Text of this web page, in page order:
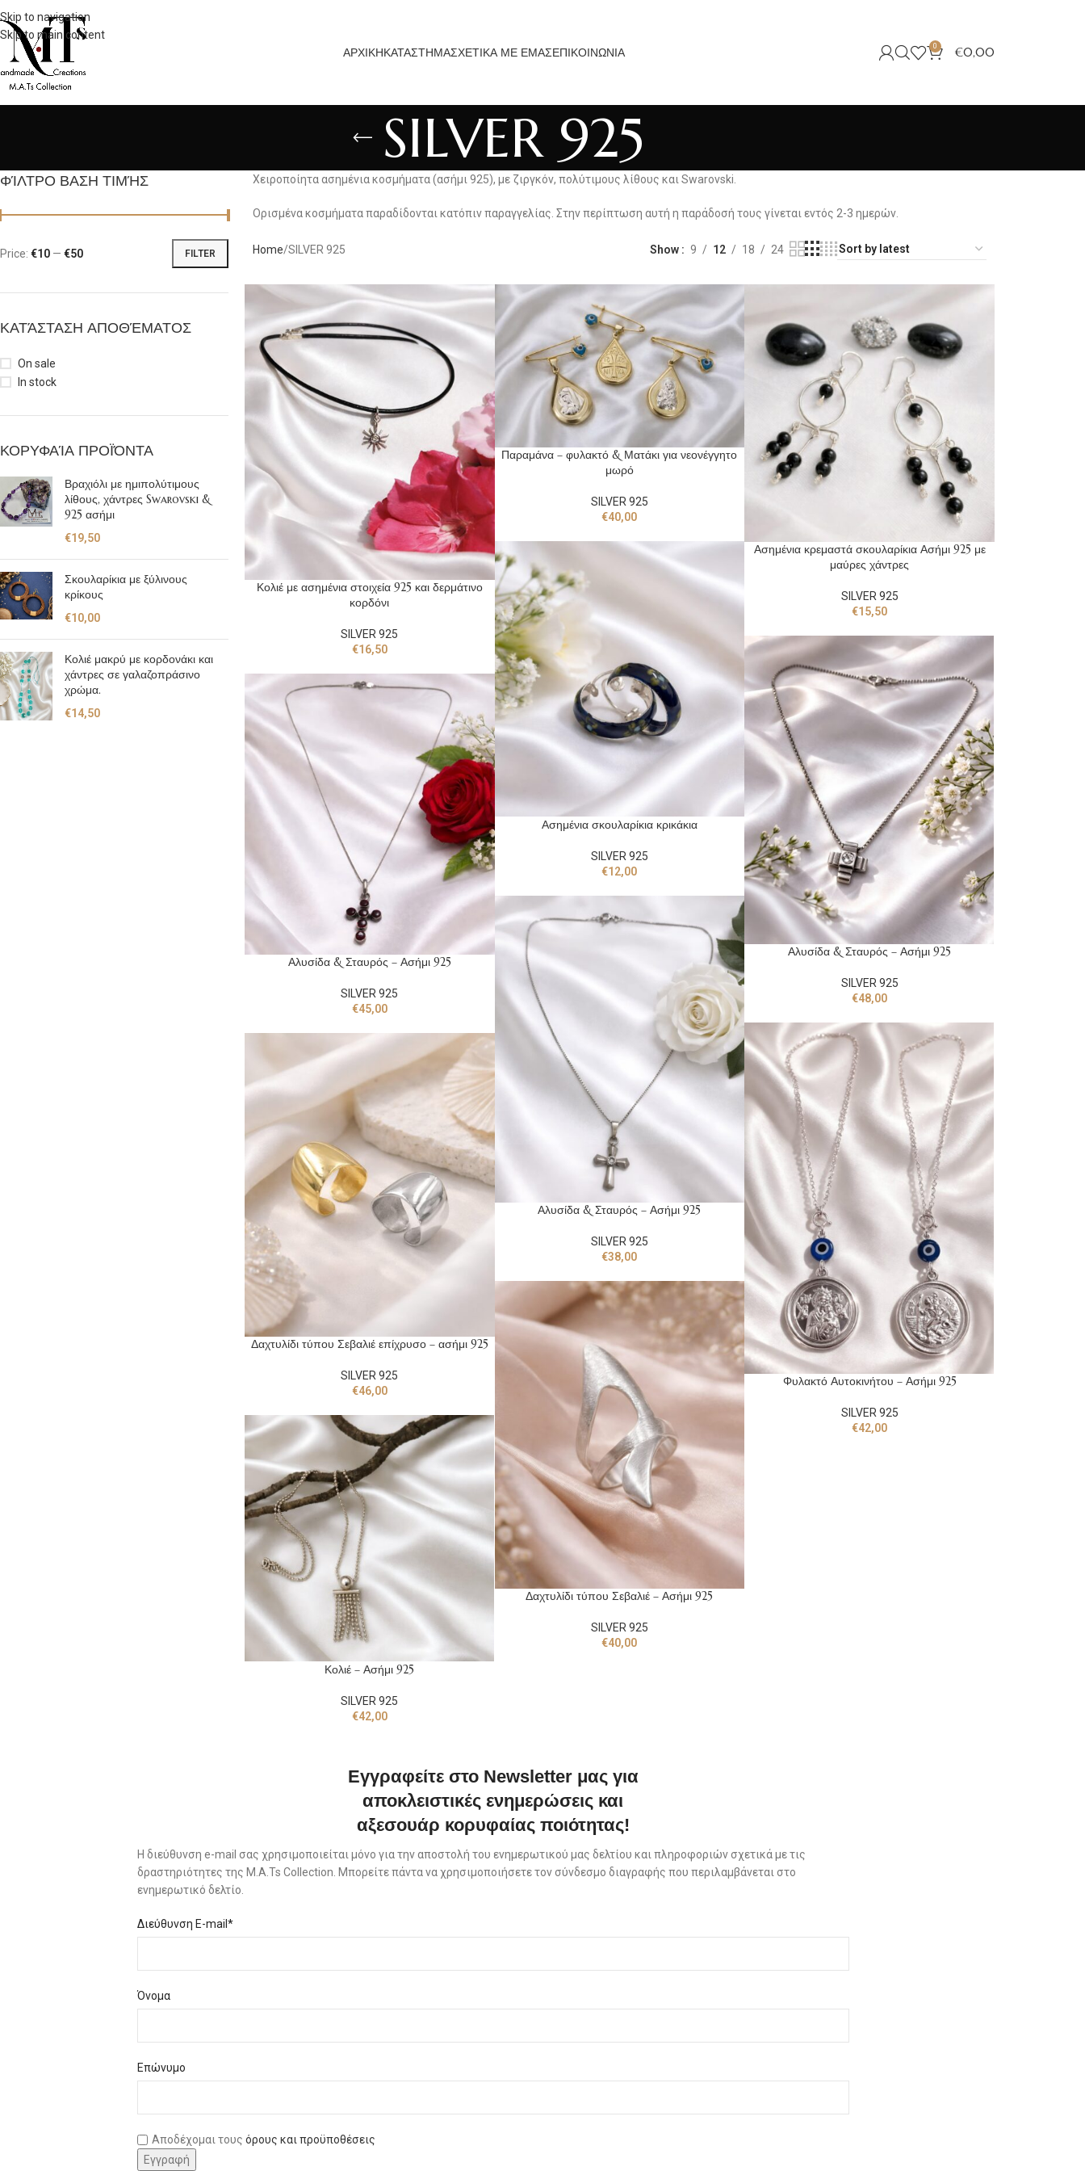
Skip to navigation
Skip to main content
ΑΡΧΙΚΗΚΑΤΑΣΤΗΜΑΣΧΕΤΙΚΑ ΜΕ ΕΜΑΣΕΠΙΚΟΙΝΩΝΙΑ 0 €0,00
SILVER 925
ΦΊΛΤΡΟ ΒΑΣΗ ΤΙΜΉΣ
FILTER
Price: €10 — €50
ΚΑΤΆΣΤΑΣΗ ΑΠΟΘΈΜΑΤΟΣ
On sale
In stock
ΚΟΡΥΦΑΊΑ ΠΡΟΪΌΝΤΑ
Βραχιόλι με ημιπολύτιμους
λίθους, χάντρες Swarovski &
925 ασήμι
€19,50
Σκουλαρίκια με ξύλινους
κρίκους
€10,00
Κολιέ μακρύ με κορδονάκι και
χάντρες σε γαλαζοπράσινο
χρώμα.
€14,50
Χειροποίητα ασημένια κοσμήματα (ασήμι 925), με ζιργκόν, πολύτιμους λίθους και Swarovski.
Ορισμένα κοσμήματα παραδίδονται κατόπιν παραγγελίας. Στην περίπτωση αυτή η παράδοσή τους γίνεται εντός 2-3 ημερών.
Home SILVER 925 Show 9 12 18 24
Κολιέ με ασημένια στοιχεία 925 και δερμάτινο
κορδόνι
SILVER 925
€16,50
Παραμάνα – φυλακτό & Ματάκι για νεονέγγητο
μωρό
SILVER 925
€40,00
Ασημένια κρεμαστά σκουλαρίκια Ασήμι 925 με
μαύρες χάντρες
SILVER 925
€15,50
Ασημένια σκουλαρίκια κρικάκια
SILVER 925
€12,00
Αλυσίδα & Σταυρός – Ασήμι 925
SILVER 925
€48,00
Αλυσίδα & Σταυρός – Ασήμι 925
SILVER 925
€45,00
Αλυσίδα & Σταυρός – Ασήμι 925
SILVER 925
€38,00
Φυλακτό Αυτοκινήτου – Ασήμι 925
SILVER 925
€42,00
Δαχτυλίδι τύπου Σεβαλιέ επίχρυσο – ασήμι 925
SILVER 925
€46,00
Δαχτυλίδι τύπου Σεβαλιέ – Ασήμι 925
SILVER 925
€40,00
Κολιέ – Ασήμι 925
SILVER 925
€42,00
Εγγραφείτε στο Newsletter μας για
αποκλειστικές ενημερώσεις και
αξεσουάρ κορυφαίας ποιότητας!
Η διεύθυνση e-mail σας χρησιμοποιείται μόνο για την αποστολή του ενημερωτικού μας δελτίου και πληροφοριών σχετικά με τις
δραστηριότητες της M.A.Ts Collection. Μπορείτε πάντα να χρησιμοποιήσετε τον σύνδεσμο διαγραφής που περιλαμβάνεται στο
ενημερωτικό δελτίο.
Διεύθυνση E-mail*
Όνομα
Επώνυμο
Αποδέχομαι τους όρους και προϋποθέσεις